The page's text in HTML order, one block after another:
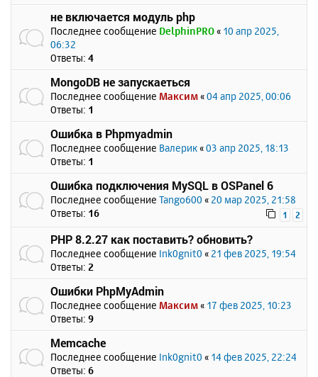
не включается модуль php
Последнее сообщение DelphinPRO « 10 апр 2025,
06:32
Ответы: 4
MongoDB не запускаеться
Последнее сообщение Максим «04 апр 2025, 00:06
Ответы: 1
Ошибка в Phpmyadmin
Последнее сообщение Валерик «03 апр 2025, 18:13
Ответы: 1
Ошибка подключения MySQL в OSPanel 6
Последнее сообщение Tango600 « 20 мар 2025, 21:58
Ответы: 16 1 2
PHP 8.2.27 как поставить? обновить?
Последнее сообщение Ink0gnit0 « 21 фев 2025, 19:54
Ответы: 2
Ошибки PhpMyAdmin
Последнее сообщение Максим « 17 фев 2025, 10:23
Ответы: 9
Memcache
Последнее сообщение Ink0gnit0 « 14 фев 2025, 22:24
Ответы: 6